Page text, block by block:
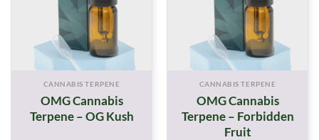
CANNABIS TERPENE
OMG Cannabis
Terpene – OG Kush
CANNABIS TERPENE
OMG Cannabis
Terpene – Forbidden
Fruit